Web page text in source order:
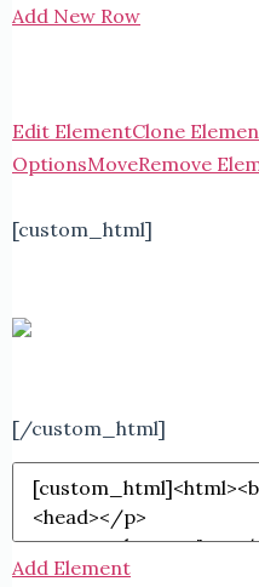
Add New Row
Edit ElementClone
OptionsMoveRemove
[custom_html]
[/custom_html]
Add Element